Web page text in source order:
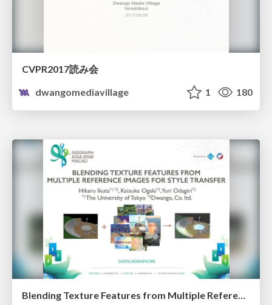
CVPR2017読み会
dwangomediavillage
1 180
Blending Texture Features from Multiple Reference Images for Style Transfer - SIGGRAPH ASIA 2016 Technical Brief